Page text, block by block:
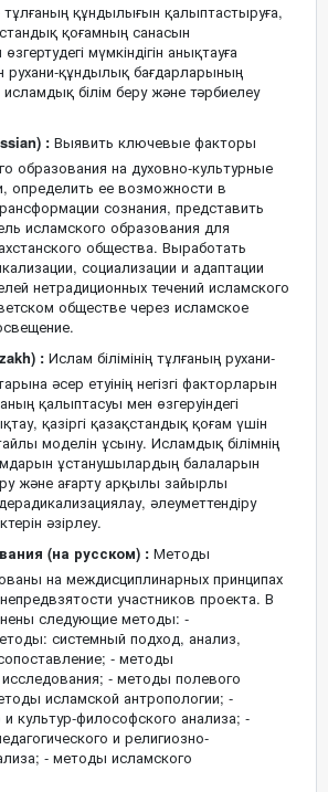
- тұлғаның құндылығын қалыптастыруға,
қоғамның санасын
мүмкіндігін анықтауға
рухани-құндылық бағдарларының
білім беру және тәрбиелеу
: Выявить ключевые факторы
образования на духовно-культурные
определить ее возможности в
сознания, представить
исламского образования для
общества. Выработать
социализации и адаптации
нетрадиционных течений исламского
обществе через исламское
: Ислам білімінің тұлғаның рухани-
әсер етуінің негізгі факторларын
қалыптасуы мен өзгеруіндегі
қазіргі қазақстандық қоғам үшін
моделін ұсыну. Исламдық білімнің
ұстанушылардың балаларын
және ағарту арқылы зайырлы
әлеуметтендіру
әзірлеу.
(на русском) : Методы
на междисциплинарных принципах
участников проекта. В
следующие методы: -
системный подход, анализ,
- методы
- методы полевого
исламской антропологии; -
культур-философского анализа; -
и религиозно-
- методы исламского